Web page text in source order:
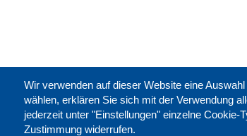
Wir verwenden auf dieser Website eine
wählen, erklären Sie sich mit der Verwendung
jederzeit unter "Einstellungen" einzelne
Zustimmung widerrufen.